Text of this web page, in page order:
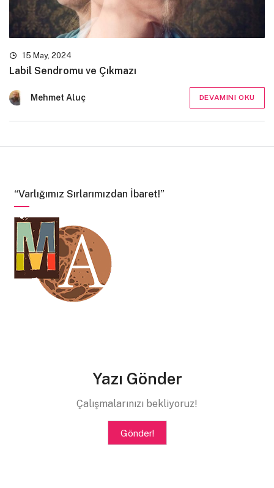
15 May, 2024
Labil Sendromu ve Çıkmazı
Mehmet Aluç DEVAMINI OKU
“Varlığımız Sırlarımızdan İbaret!”
Yazı Gönder
Çalışmalarınızı bekliyoruz!
Gönder!